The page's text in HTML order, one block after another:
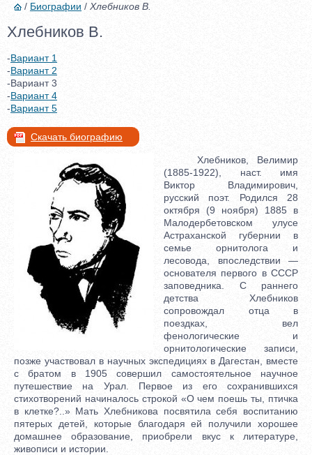
/ Биографии / Хлебников В.
Хлебников В.
-Вариант 1
-Вариант 2
-Вариант 3
-Вариант 4
-Вариант 5
Скачать биографию
Хлебников, Велимир
(1885-1922), наст. имя
Виктор Владимирович,
русский поэт. Родился 28
октября (9 ноября) 1885 в
Малодербетовском улусе
Астраханской губернии в
семье орнитолога и
лесовода, впоследствии —
основателя первого в СССР
заповедника. С раннего
детства Хлебников
сопровождал отца в
поездках, вел
фенологические и
орнитологические записи,
позже участвовал в научных экспедициях в Дагестан, вместе
с братом в 1905 совершил самостоятельное научное
путешествие на Урал. Первое из его сохранившихся
стихотворений начиналось строкой «О чем поешь ты, птичка
в клетке?..» Мать Хлебникова посвятила себя воспитанию
пятерых детей, которые благодаря ей получили хорошее
домашнее образование, приобрели вкус к литературе,
живописи и истории.